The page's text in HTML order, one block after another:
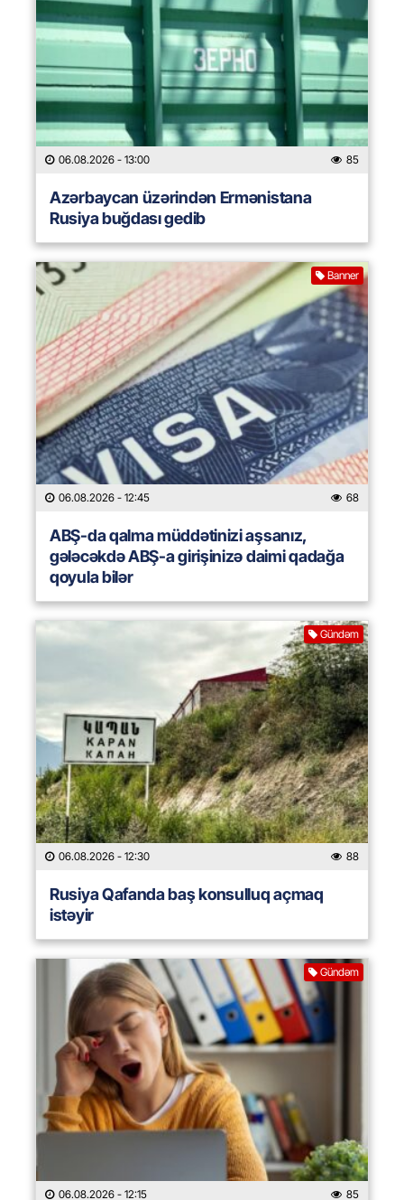
06.08.2026 - 13:00 85
Azərbaycan üzərindən Ermənistana
Rusiya buğdası gedib
Banner
06.08.2026 - 12:45 68
ABŞ-da qalma müddətinizi aşsanız,
gələcəkdə ABŞ-a girişinizə daimi qadağa
qoyula bilər
Gündəm
06.08.2026 - 12:30 88
Rusiya Qafanda baş konsulluq açmaq
istəyir
Gündəm
06.08.2026 - 12:15 85